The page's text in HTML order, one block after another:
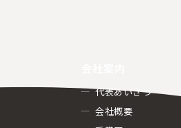
代表あいさつ
会社概要